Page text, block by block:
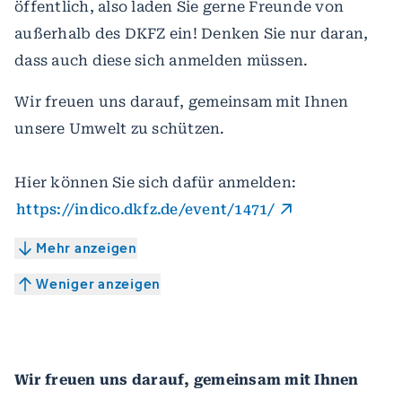
öffentlich, also laden Sie gerne Freunde von
außerhalb des DKFZ ein! Denken Sie nur daran,
dass auch diese sich anmelden müssen.
Wir freuen uns darauf, gemeinsam mit Ihnen
unsere Umwelt zu schützen.
Hier können Sie sich dafür anmelden:
https://indico.dkfz.de/event/1471/
Mehr anzeigen
Weniger anzeigen
Wir freuen uns darauf, gemeinsam mit Ihnen